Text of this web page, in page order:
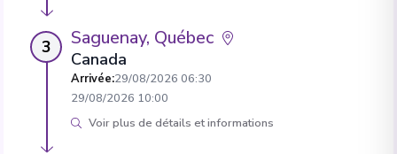
3 Saguenay, Québec
Canada
Arrivée:29/08/2026 06:30
29/08/2026 10:00
Voir plus de détails et informations